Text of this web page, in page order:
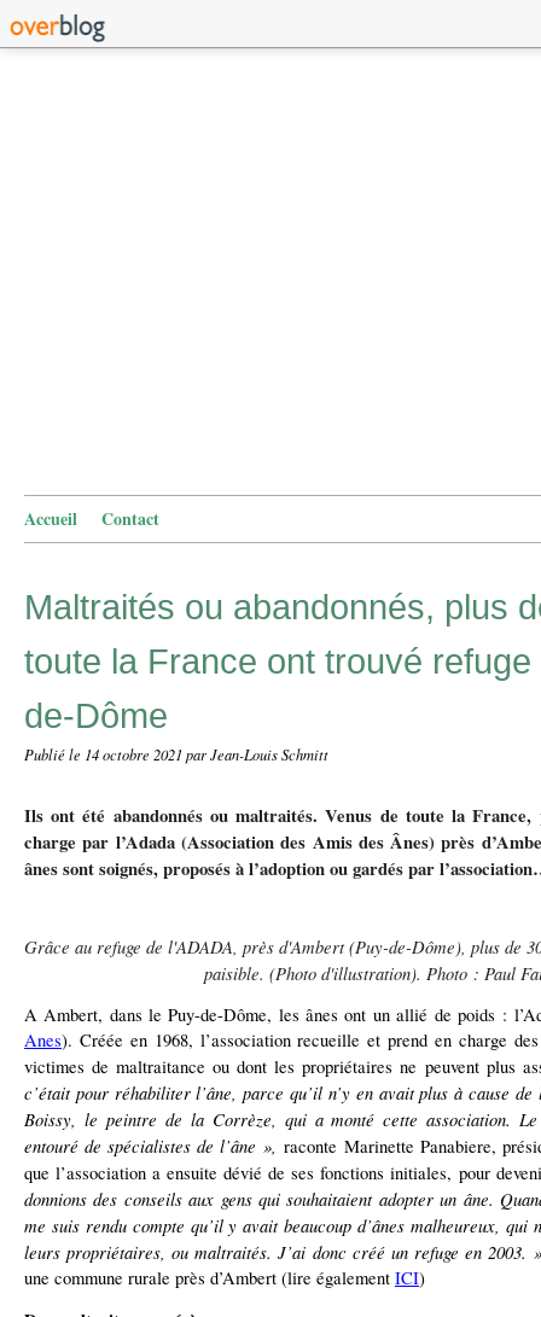
Accueil Contact
Maltraités ou abandonnés, plus
toute la France ont trouvé
de-Dôme
Publié le 14 octobre 2021par Jean-Louis Schmitt
Ils ont été abandonnés ou maltraités. Venus de toute la
charge par l’Adada (Association des Amis des Ânes) près
ânes sont soignés, proposés à l’adoption ou gardés par
Grâce au refuge de l'ADADA, près d'Ambert (Puy-de-Dôme), plus de
paisible. (Photo d'illustration). Photo : Paul
A Ambert, dans le Puy-de-Dôme, les ânes ont un allié de poids :
Anes). Créée en 1968, l’association recueille et prend en charge
victimes de maltraitance ou dont les propriétaires ne peuvent plus
c’était pour réhabiliter l’âne, parce qu’il n’y en avait plus à cause de
Boissy, le peintre de la Corrèze, qui a monté cette association. Le
entouré de spécialistes de l’âne », raconte Marinette Panabiere,
que l’association a ensuite dévié de ses fonctions initiales, pour
donnions des conseils aux gens qui souhaitaient adopter un âne.
me suis rendu compte qu’il y avait beaucoup d’ânes malheureux, qui
leurs propriétaires, ou maltraités. J’ai donc créé un refuge en 2003.
une commune rurale près d’Ambert (lire également ICI)